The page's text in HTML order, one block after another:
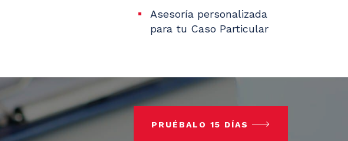
Asesoría personalizada
para tu Caso Particular
PRUÉBALO 15 DÍAS